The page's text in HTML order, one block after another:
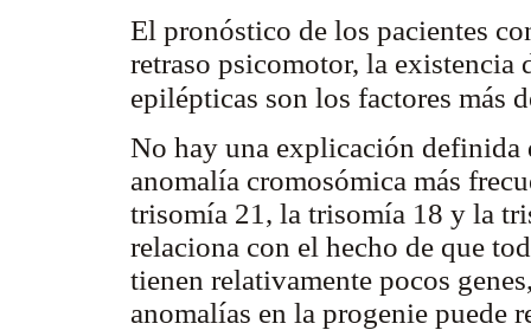
El pronóstico de los pacientes
retraso psicomotor, la existencia
epilépticas son los factores más
No hay una explicación definida
anomalía cromosómica más
trisomía 21, la trisomía 18 y la
relaciona con el hecho de que
tienen relativamente pocos
anomalías en la progenie puede